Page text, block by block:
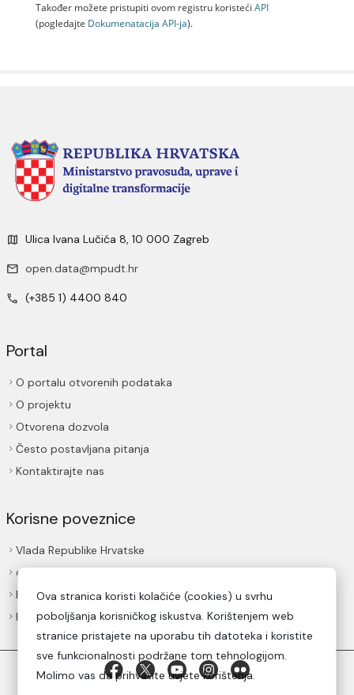
Također možete pristupiti ovom registru koristeći API
(pogledajte Dokumenаtаcijа API-jа).